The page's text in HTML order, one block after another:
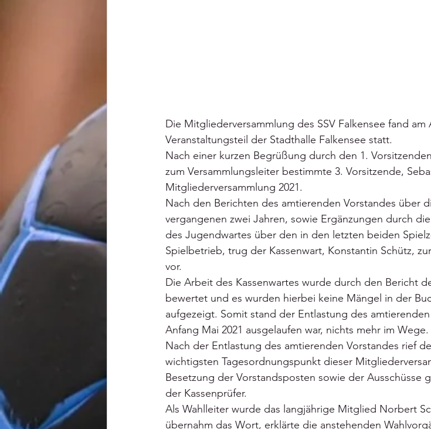
Die Mitgliederversammlung des SSV Falkensee fand
Veranstaltungsteil der Stadthalle Falkensee statt.
Nach einer kurzen Begrüßung durch den 1.
zum Versammlungsleiter bestimmte 3. Vorsitzende,
Mitgliederversammlung 2021.
Nach den Berichten des amtierenden Vorstandes über
vergangenen zwei Jahren, sowie Ergänzungen durch
des Jugendwartes über den in den letzten beiden
Spielbetrieb, trug der Kassenwart, Konstantin Schütz,
vor.
Die Arbeit des Kassenwartes wurde durch den Bericht
bewertet und es wurden hierbei keine Mängel in der
aufgezeigt. Somit stand der Entlastung des
Anfang Mai 2021 ausgelaufen war, nichts mehr im Wege.
Nach der Entlastung des amtierenden Vorstandes rief
wichtigsten Tagesordnungspunkt dieser
Besetzung der Vorstandsposten sowie der Ausschüsse
der Kassenprüfer.
Als Wahlleiter wurde das langjährige Mitglied Norbert
übernahm das Wort, erklärte die anstehenden